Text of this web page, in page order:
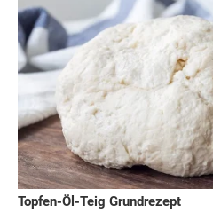
Topfen-Öl-Teig Grundrezept